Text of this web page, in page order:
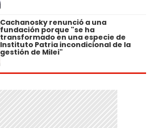
Cachanosky renunció a una
fundación porque "se ha
transformado en una especie de
Instituto Patria incondicional de la
gestión de Milei"